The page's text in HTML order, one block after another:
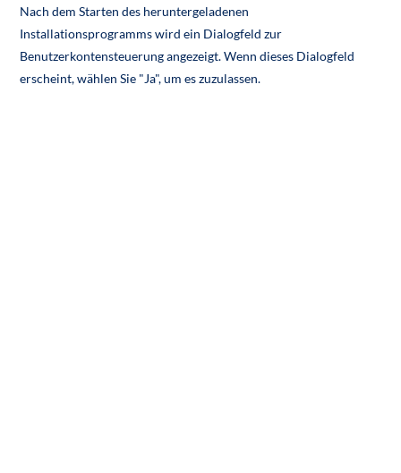
Nach dem Starten des heruntergeladenen
Installationsprogramms wird ein Dialogfeld zur
Benutzerkontensteuerung angezeigt. Wenn dieses Dialogfeld
erscheint, wählen Sie "Ja", um es zuzulassen.